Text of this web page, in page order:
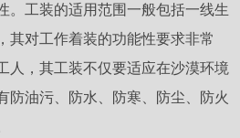
。工装的适用范围一般包括一线生
其对工作着装的功能性要求非常
人，其工装不仅要适应在沙漠环境
防油污、防水、防寒、防尘、防火